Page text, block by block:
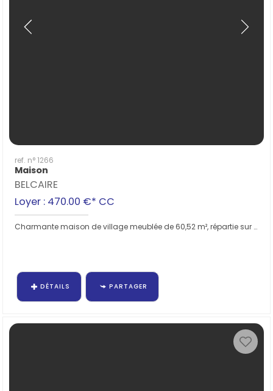
ref. n° 1266
Maison
BELCAIRE
Loyer : 470.00 €* CC
Charmante maison de village meublée de 60,52 m², répartie sur deux étages, offrant un cadre de vie agréable et...
DÉTAILS PARTAGER